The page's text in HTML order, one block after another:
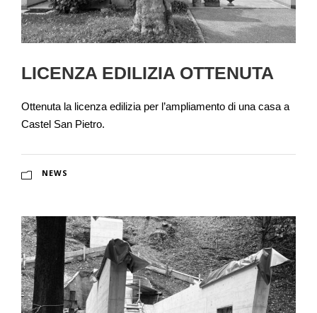
LICENZA EDILIZIA OTTENUTA
Ottenuta la licenza edilizia per l’ampliamento di una casa a
Castel San Pietro.
NEWS